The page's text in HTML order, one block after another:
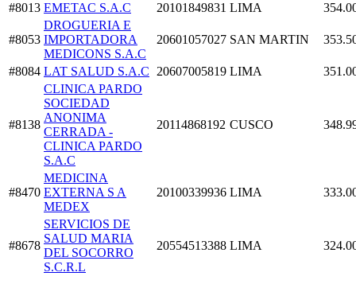
#8013 EMETAC S.A.C 20101849831 LIMA
#8053
DROGUERIA E
IMPORTADORA
MEDICONS S.A.C
20601057027 SAN MARTIN
#8084 LAT SALUD S.A.C 20607005819 LIMA
#8138
CLINICA PARDO
SOCIEDAD
ANONIMA
CERRADA -
CLINICA PARDO
S.A.C
20114868192 CUSCO
#8470
MEDICINA
EXTERNA S A
MEDEX
20100339936 LIMA
#8678
SERVICIOS DE
SALUD MARIA
DEL SOCORRO
S.C.R.L
20554513388 LIMA